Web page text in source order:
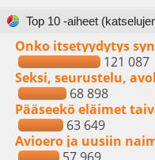
Top 10 -aiheet
Onko itsetyydytys
121 087
Seksi, seurustelu,
68 898
Pääseekö eläimet
63 649
Avioero ja uusiin